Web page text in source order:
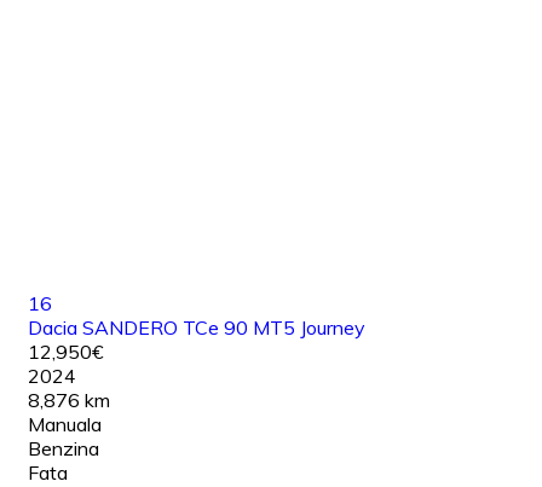
16
Dacia SANDERO TCe 90 MT5 Journey
12,950€
2024
8,876 km
Manuala
Benzina
Fata